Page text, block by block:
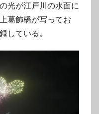
光が江戸川の水面に
葛飾橋が写ってお
している。